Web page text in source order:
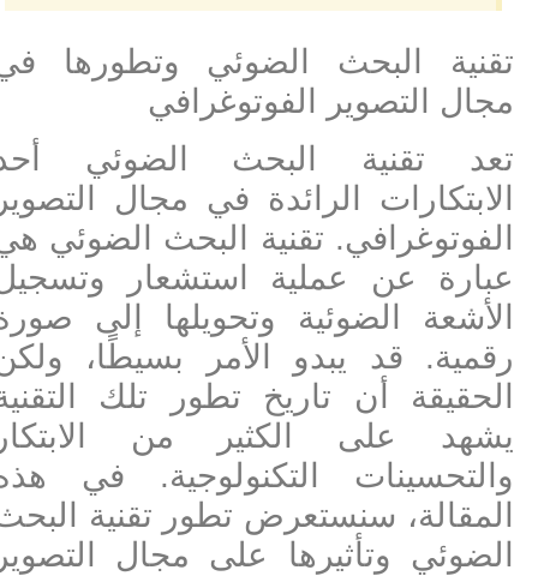
تقنية البحث الضوئي وتطورها في
مجال التصوير الفوتوغرافي
تعد تقنية البحث الضوئي أحد
الابتكارات الرائدة في مجال التصوير
الفوتوغرافي. تقنية البحث الضوئي هي
عبارة عن عملية استشعار وتسجيل
الأشعة الضوئية وتحويلها إلى صورة
رقمية. قد يبدو الأمر بسيطًا، ولكن
الحقيقة أن تاريخ تطور تلك التقنية
يشهد على الكثير من الابتكار
والتحسينات التكنولوجية. في هذه
المقالة، سنستعرض تطور تقنية البحث
الضوئي وتأثيرها على مجال التصوير